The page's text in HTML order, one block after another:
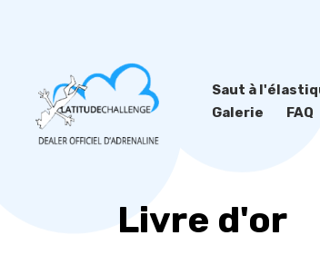
Saut à
Galerie
FAQ
Livre d'or